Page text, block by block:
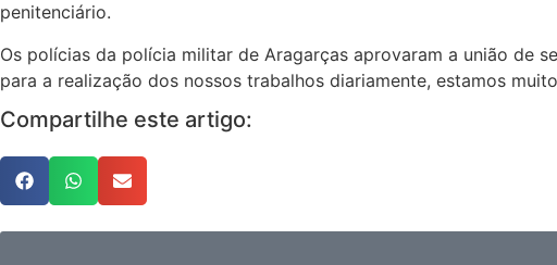
penitenciário.
Os polícias da polícia militar de Aragarças aprovaram a união de
para a realização dos nossos trabalhos diariamente, estamos
Compartilhe este artigo: